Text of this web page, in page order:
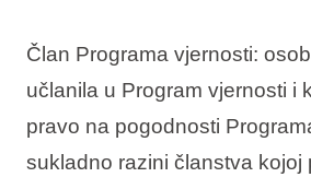
Član Programa vjernosti:
učlanila u Program vjernosti i
pravo na pogodnosti
sukladno razini članstva kojoj